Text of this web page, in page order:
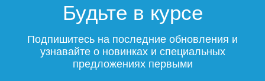
Атлантика 70 Люкс Plus
антискрейч, ясень
21 810
Атлантика 70 Люкс Plus
антискрейч, старое дерево
Будьте в курсе
Подпишитесь на последние обновления и
узнавайте о новинках и специальных
предложениях первыми